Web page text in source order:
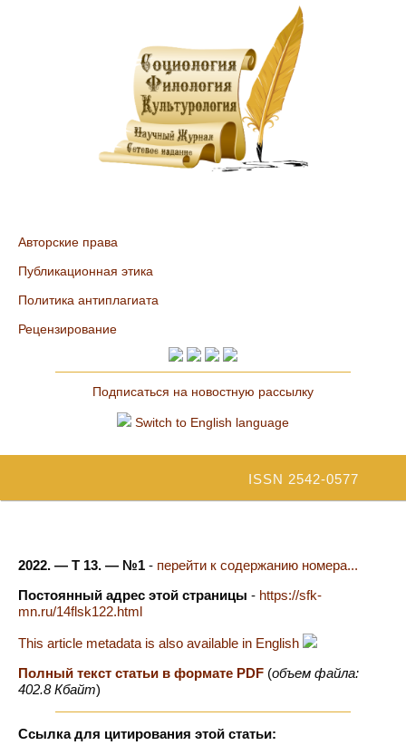
Авторские права
Публикационная этика
Политика антиплагиата
Рецензирование
Подписаться на новостную рассылку
Switch to English language
ISSN 2542-0577
2022. — Т 13. — №1 - перейти к содержанию номера...
Постоянный адрес этой страницы - https://sfk-
mn.ru/14flsk122.html
This article metadata is also available in English
Полный текст статьи в формате PDF (объем файла:
402.8 Кбайт)
Ссылка для цитирования этой статьи: